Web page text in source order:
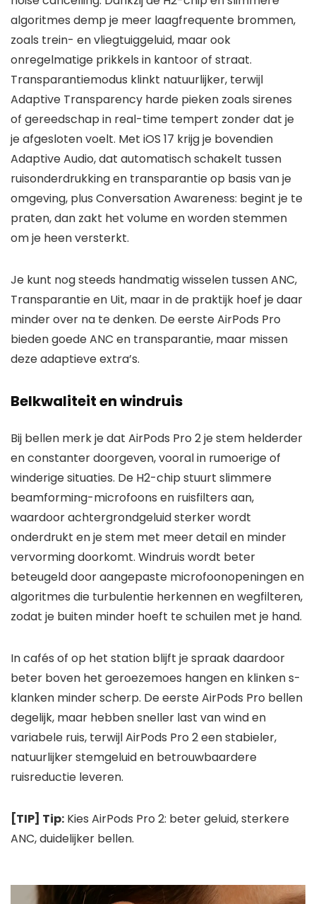
algoritmes demp je meer laagfrequente brommen,
zoals trein- en vliegtuiggeluid, maar ook
onregelmatige prikkels in kantoor of straat.
Transparantiemodus klinkt natuurlijker, terwijl
Adaptive Transparency harde pieken zoals sirenes
of gereedschap in real-time tempert zonder dat je
je afgesloten voelt. Met iOS 17 krijg je bovendien
Adaptive Audio, dat automatisch schakelt tussen
ruisonderdrukking en transparantie op basis van je
omgeving, plus Conversation Awareness: begint je te
praten, dan zakt het volume en worden stemmen
om je heen versterkt.
Je kunt nog steeds handmatig wisselen tussen ANC,
Transparantie en Uit, maar in de praktijk hoef je daar
minder over na te denken. De eerste AirPods Pro
bieden goede ANC en transparantie, maar missen
deze adaptieve extra’s.
Belkwaliteit en windruis
Bij bellen merk je dat AirPods Pro 2 je stem helderder
en constanter doorgeven, vooral in rumoerige of
winderige situaties. De H2-chip stuurt slimmere
beamforming-microfoons en ruisfilters aan,
waardoor achtergrondgeluid sterker wordt
onderdrukt en je stem met meer detail en minder
vervorming doorkomt. Windruis wordt beter
beteugeld door aangepaste microfoonopeningen en
algoritmes die turbulentie herkennen en wegfilteren,
zodat je buiten minder hoeft te schuilen met je hand.
In cafés of op het station blijft je spraak daardoor
beter boven het geroezemoes hangen en klinken s-
klanken minder scherp. De eerste AirPods Pro bellen
degelijk, maar hebben sneller last van wind en
variabele ruis, terwijl AirPods Pro 2 een stabieler,
natuurlijker stemgeluid en betrouwbaardere
ruisreductie leveren.
[TIP] Tip: Kies AirPods Pro 2: beter geluid, sterkere
ANC, duidelijker bellen.